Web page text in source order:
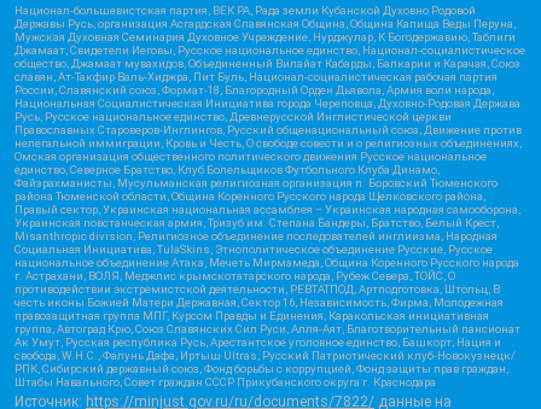
Национал-большевистская партия, ВЕК РА, Рада земли Кубанской Духовно Родовой
Державы Русь, организация Асгардская Славянская Община, Община Капища Веды Перуна,
Мужская Духовная Семинария Духовное Учреждение, Нурджулар, К Богодержавию, Таблиги
Джамаат, Свидетели Иеговы, Русское национальное единство, Национал-социалистическое
общество, Джамаат мувахидов, Объединенный Вилайат Кабарды, Балкарии и Карачая, Союз
славян, Ат-Такфир Валь-Хиджра, Пит Буль, Национал-социалистическая рабочая партия
России, Славянский союз, Формат-18, Благородный Орден Дьявола, Армия воли народа,
Национальная Социалистическая Инициатива города Череповца, Духовно-Родовая Держава
Русь, Русское национальное единство, Древнерусской Инглистической церкви
Православных Староверов-Инглингов, Русский общенациональный союз, Движение против
нелегальной иммиграции, Кровь и Честь, О свободе совести и о религиозных объединениях,
Омская организация общественного политического движения Русское национальное
единство, Северное Братство, Клуб Болельщиков Футбольного Клуба Динамо,
Файзрахманисты, Мусульманская религиозная организация п. Боровский Тюменского
района Тюменской области, Община Коренного Русского народа Щелковского района,
Правый сектор, Украинская национальная ассамблея – Украинская народная самооборона,
Украинская повстанческая армия, Тризуб им. Степана Бандеры, Братство, Белый Крест,
Misanthropic division, Религиозное объединение последователей инглиизма, Народная
Социальная Инициатива, TulaSkins, Этнополитическое объединение Русские, Русское
национальное объединение Атака, Мечеть Мирмамеда, Община Коренного Русского народа
г. Астрахани, ВОЛЯ, Меджлис крымскотатарского народа, Рубеж Севера, ТОЙС, О
противодействии экстремистской деятельности, РЕВТАТПОД, Артподготовка, Штольц, В
честь иконы Божией Матери Державная, Сектор 16, Независимость, Фирма, Молодежная
правозащитная группа МПГ, Курсом Правды и Единения, Каракольская инициативная
группа, Автоград Крю, Союз Славянских Сил Руси, Алля-Аят, Благотворительный пансионат
Ак Умут, Русская республика Русь, Арестантское уголовное единство, Башкорт, Нация и
свобода, W.H.С., Фалунь Дафа, Иртыш Ultras, Русский Патриотический клуб-Новокузнецк/
РПК, Сибирский державный союз, Фонд борьбы с коррупцией, Фонд защиты прав граждан,
Штабы Навального, Совет граждан СССР Прикубанского округа г. Краснодара
Источник: https://minjust.gov.ru/ru/documents/7822/ данные на